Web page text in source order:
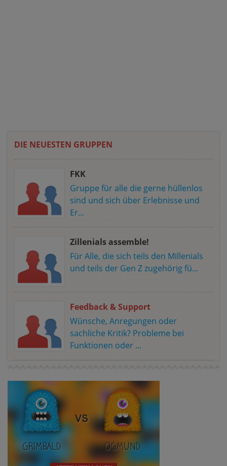
DIE NEUESTEN GRUPPEN
FKK
Gruppe für alle die gerne hüllenlos
sind und sich über Erlebnisse und
Er...
Zillenials assemble!
Für Alle, die sich teils den Millenials
und teils der Gen Z zugehörig fü...
Feedback & Support
Wünsche, Anregungen oder
sachliche Kritik? Probleme bei
Funktionen oder ...